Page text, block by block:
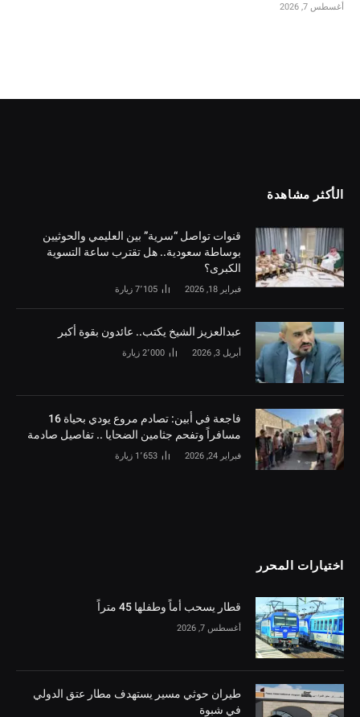
أغسطس 7, 2026
الأكثر مشاهدة
قنوات تواصل “سرية” بين العليمي والحوثيين
بوساطة سعودية.. هل تقترب ساعة التسوية
الكبرى؟
فبراير 18, 2026 7٬105 زيارة
‏عبدالعزيز الشيخ يكتب.. عائدون بقوة أكبر
أبريل 3, 2026 2٬000 زيارة
فاجعة في أبين: تصادم مروع يودي بحياة 16
مسافراً وتفحم جثامين الضحايا .. تفاصيل صادمة
فبراير 24, 2026 1٬653 زيارة
اختيارات المحرر
قطار يسحب أماً وطفلها 45 متراً
أغسطس 7, 2026
طيران حوثي مسير يستهدف مطار عتق الدولي
في شبوة